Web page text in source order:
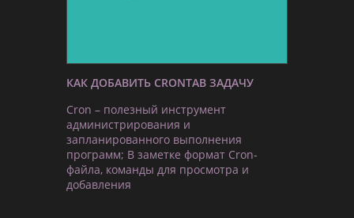
КАК ДОБАВИТЬ CRONTAB ЗАДАЧУ
Cron – полезный инструмент
администрирования и
запланированного выполнения
программ; В заметке формат Cron-
файла, команды для просмотра и
добавления